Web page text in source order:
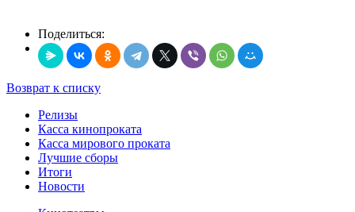
Поделиться:
Возврат к списку
Релизы
Касса кинопроката
Касса мирового проката
Лучшие сборы
Итоги
Новости